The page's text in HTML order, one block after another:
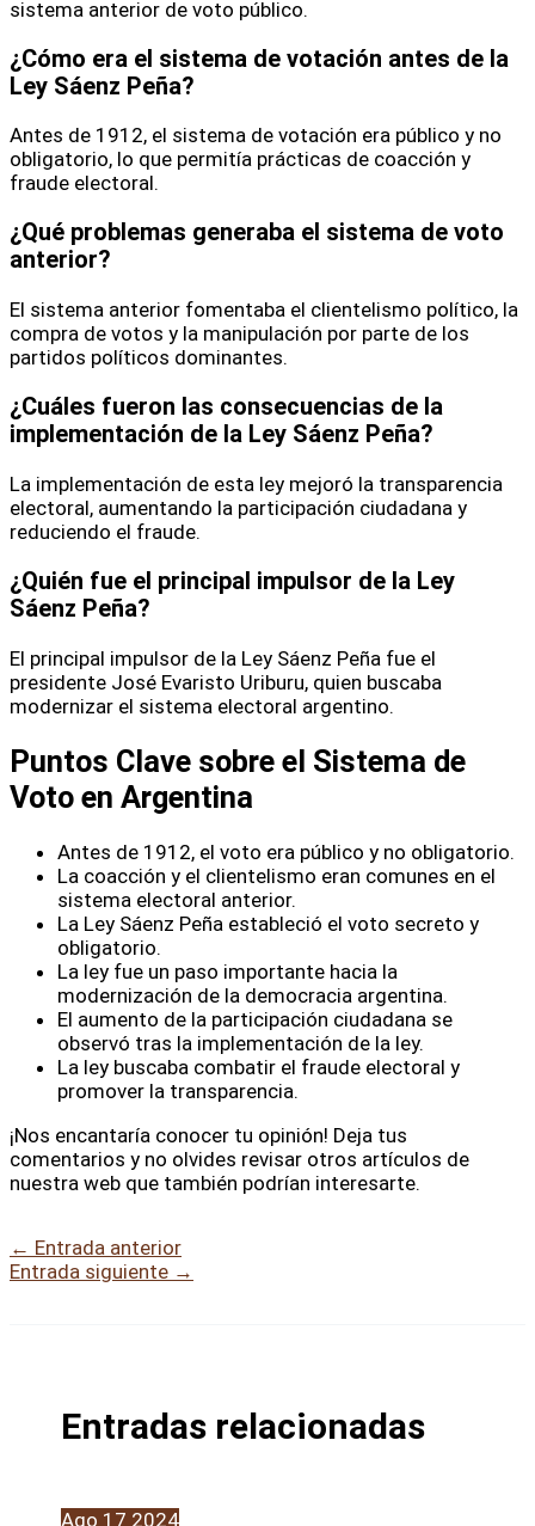
sistema anterior de voto público.
¿Cómo era el sistema de votación antes de la
Ley Sáenz Peña?
Antes de 1912, el sistema de votación era público y no
obligatorio, lo que permitía prácticas de coacción y
fraude electoral.
¿Qué problemas generaba el sistema de voto
anterior?
El sistema anterior fomentaba el clientelismo político, la
compra de votos y la manipulación por parte de los
partidos políticos dominantes.
¿Cuáles fueron las consecuencias de la
implementación de la Ley Sáenz Peña?
La implementación de esta ley mejoró la transparencia
electoral, aumentando la participación ciudadana y
reduciendo el fraude.
¿Quién fue el principal impulsor de la Ley
Sáenz Peña?
El principal impulsor de la Ley Sáenz Peña fue el
presidente José Evaristo Uriburu, quien buscaba
modernizar el sistema electoral argentino.
Puntos Clave sobre el Sistema de
Voto en Argentina
Antes de 1912, el voto era público y no obligatorio.
La coacción y el clientelismo eran comunes en el
sistema electoral anterior.
La Ley Sáenz Peña estableció el voto secreto y
obligatorio.
La ley fue un paso importante hacia la
modernización de la democracia argentina.
El aumento de la participación ciudadana se
observó tras la implementación de la ley.
La ley buscaba combatir el fraude electoral y
promover la transparencia.
¡Nos encantaría conocer tu opinión! Deja tus
comentarios y no olvides revisar otros artículos de
nuestra web que también podrían interesarte.
← Entrada anterior
Entrada siguiente →
Entradas relacionadas
Ago 17 2024